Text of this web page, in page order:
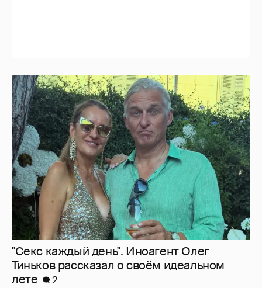
"Секс каждый день". Иноагент Олег
Тиньков рассказал о своём идеальном
лете
2